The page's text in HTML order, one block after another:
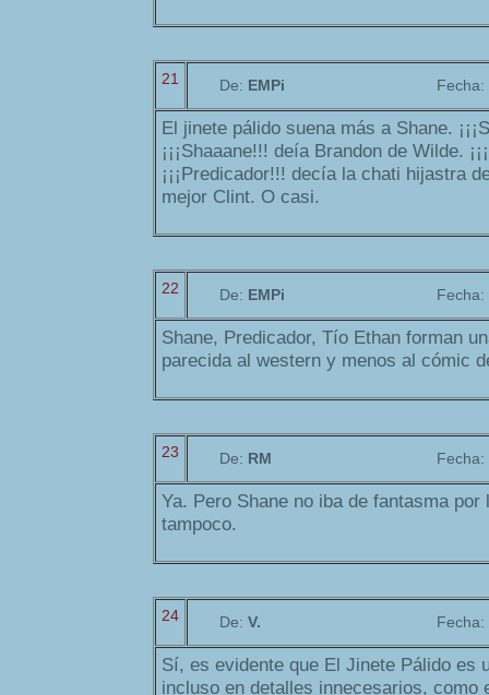
21 De: EMPi Fecha:
El jinete pálido suena más a Shane.
¡¡¡Shaaane!!! deía Brandon de Wilde.
¡¡¡Predicador!!! decía la chati hijastra
mejor Clint. O casi.
22 De: EMPi Fecha:
Shane, Predicador, Tío Ethan forman
parecida al western y menos al cómic
23 De: RM Fecha:
Ya. Pero Shane no iba de fantasma
tampoco.
24 De: V. Fecha:
Sí, es evidente que El Jinete Pálido es
incluso en detalles innecesarios, como